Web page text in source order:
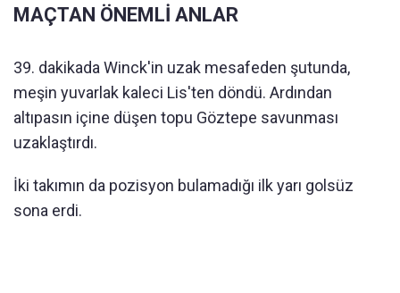
MAÇTAN ÖNEMLİ ANLAR
39. dakikada Winck'in uzak mesafeden şutunda,
meşin yuvarlak kaleci Lis'ten döndü. Ardından
altıpasın içine düşen topu Göztepe savunması
uzaklaştırdı.
İki takımın da pozisyon bulamadığı ilk yarı golsüz
sona erdi.